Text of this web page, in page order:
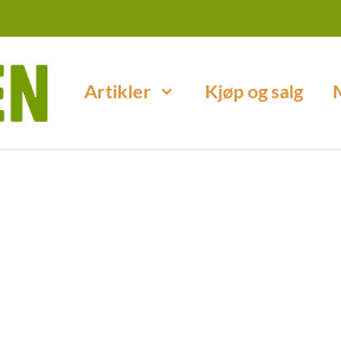
Artikler Kjøp og salg